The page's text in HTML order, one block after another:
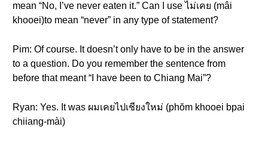
mean “No, I’ve never eaten it.” Can I use ไม่เคย (mâi
khooei)to mean “never” in any type of statement?
Pim: Of course. It doesn’t only have to be in the answer
to a question. Do you remember the sentence from
before that meant “I have been to Chiang Mai”?
Ryan: Yes. It was ผมเคยไปเชียงใหม่ (phŏm khooei bpai
chiiang-mài)